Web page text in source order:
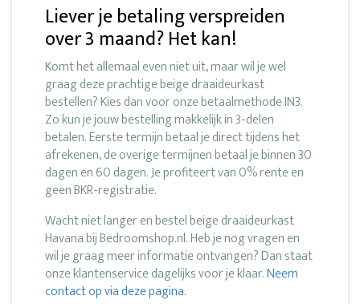
Liever je betaling verspreiden
over 3 maand? Het kan!
Komt het allemaal even niet uit, maar wil je wel
graag deze prachtige beige draaideurkast
bestellen? Kies dan voor onze betaalmethode IN3.
Zo kun je jouw bestelling makkelijk in 3-delen
betalen. Eerste termijn betaal je direct tijdens het
afrekenen, de overige termijnen betaal je binnen 30
dagen en 60 dagen. Je profiteert van 0% rente en
geen BKR-registratie.
Wacht niet langer en bestel beige draaideurkast
Havana bij Bedroomshop.nl. Heb je nog vragen en
wil je graag meer informatie ontvangen? Dan staat
onze klantenservice dagelijks voor je klaar.Neem
contact op via deze pagina.